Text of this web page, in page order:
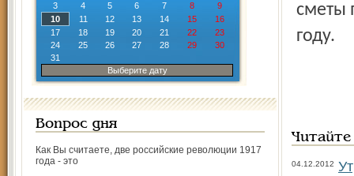
3
4 5 6 7 8
9
10
11 12 13 14 15
16
17
18 19 20 21 22
23
24
25 26 27 28 29
30
31
Выберите дату
Вопрос дня
Как Вы считаете, две российские революции 1917
года - это
сметы
году.
04.12.2012